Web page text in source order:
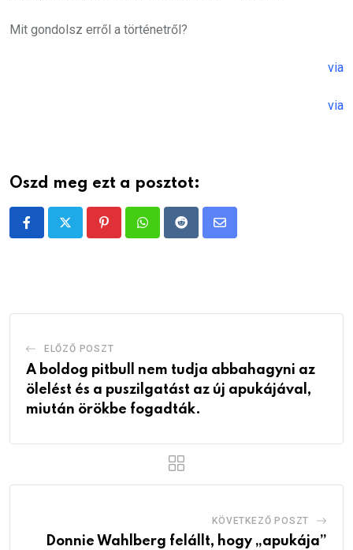
Mit gondolsz erről a történetről?
via
via
Oszd meg ezt a posztot:
PinterestWhatsappRedditShare
ELŐZŐ POSZT
A boldog pitbull nem tudja abbahagyni az
ölelést és a puszilgatást az új apukájával,
miután örökbe fogadták.
KÖVETKEZŐ POSZT
Donnie Wahlberg felállt, hogy „apukája”